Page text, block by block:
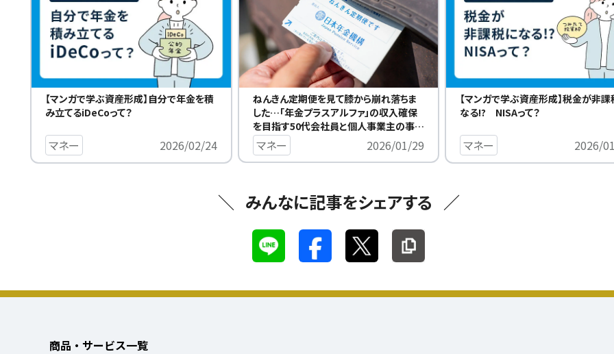
【マンガで学ぶ資産形成】自分で年金を積
み立てるiDeCoって？
マネー 2026/02/24
ねんきん定期便を見て膝から崩れ落ちま
した…「年金プラスアルファ」の収入確保
を目指す50代会社員と個人事業主の事例
【みんなが資産形成をはじめたきっかけ】
マネー 2026/01/29
【マンガで学ぶ資産形成】税金が非
なる!? NISAって？
マネー 2026/
みんなに記事をシェアする
商品・サービス一覧